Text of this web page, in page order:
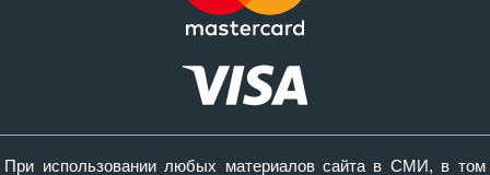
При использовании любых материалов сайта в СМИ, в том